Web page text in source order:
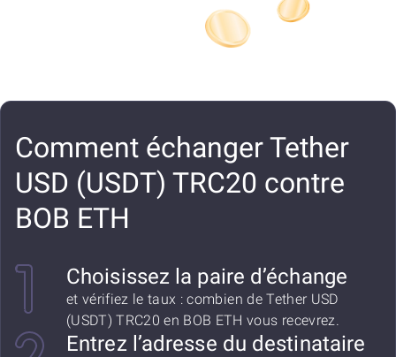
Comment échanger Tether
USD (USDT) TRC20 contre
BOB ETH
Choisissez la paire d’échange
et vérifiez le taux : combien de Tether USD
(USDT) TRC20 en BOB ETH vous recevrez.
Entrez l’adresse du destinataire